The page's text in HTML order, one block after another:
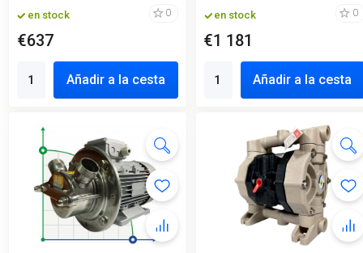
en stock 0
€637
Añadir a la cesta
en stock 0
€1 181
Añadir a la cesta